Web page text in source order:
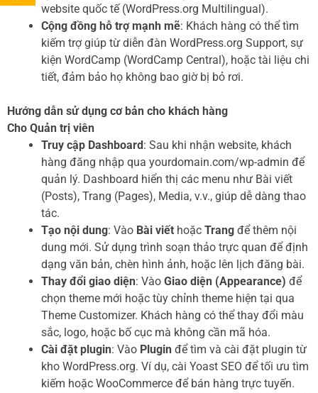
website quốc tế (WordPress.org Multilingual).
Cộng đồng hỗ trợ mạnh mẽ: Khách hàng có thể tìm
kiếm trợ giúp từ diễn đàn WordPress.org Support, sự
kiện WordCamp (WordCamp Central), hoặc tài liệu chi
tiết, đảm bảo họ không bao giờ bị bỏ rơi.
Hướng dẫn sử dụng cơ bản cho khách hàng
Cho Quản trị viên
Truy cập Dashboard : Sau khi nhận website, khách
hàng đăng nhập qua yourdomain.com/wp-admin để
quản lý. Dashboard hiển thị các menu như Bài viết
(Posts), Trang (Pages), Media, v.v., giúp dễ dàng thao
tác.
Tạo nội dung: Vào Bài viết hoặc Trang để thêm nội
dung mới. Sử dụng trình soạn thảo trực quan để định
dạng văn bản, chèn hình ảnh, hoặc lên lịch đăng bài.
Thay đổi giao diện: Vào Giao diện (Appearance) để
chọn theme mới hoặc tùy chỉnh theme hiện tại qua
Theme Customizer. Khách hàng có thể thay đổi màu
sắc, logo, hoặc bố cục mà không cần mã hóa.
Cài đặt plugin: Vào Plugin để tìm và cài đặt plugin từ
kho WordPress.org. Ví dụ, cài Yoast SEO để tối ưu tìm
kiếm hoặc WooCommerce để bán hàng trực tuyến.